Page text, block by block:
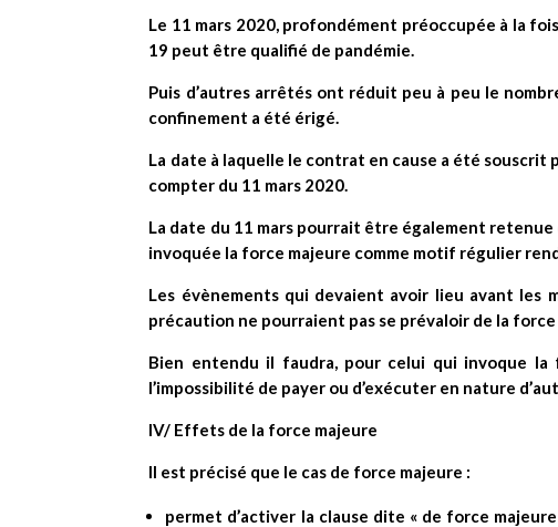
Le 11 mars 2020, profondément préoccupée à la
19 peut être qualifié de pandémie.
Puis d’autres arrêtés ont réduit peu à peu le
confinement a été érigé.
La date à laquelle le contrat en cause a été souscrit
compter du 11 mars 2020.
La date du 11 mars pourrait être également
invoquée la force majeure comme motif régulier
Les évènements qui devaient avoir lieu avant
précaution ne pourraient pas se prévaloir de la
Bien entendu il faudra, pour celui qui invoque la
l’impossibilité de payer ou d’exécuter en nature
IV/ Effets de la force majeure
Il est précisé que le cas de force majeure :
permet d’activer la clause dite « de force